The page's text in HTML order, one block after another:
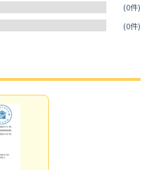
(0件)
(0件)